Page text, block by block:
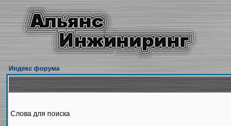
Индекс форума
Слова для поиска